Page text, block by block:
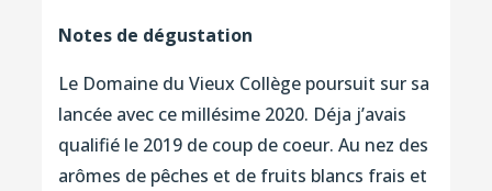
Notes de dégustation
Le Domaine du Vieux Collège poursuit sur sa
lancée avec ce millésime 2020. Déja j’avais
qualifié le 2019 de coup de coeur. Au nez des
arômes de pêches et de fruits blancs frais et